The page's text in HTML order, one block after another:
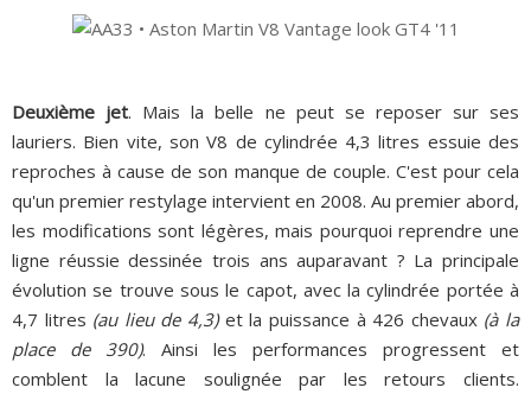
Deuxième jet. Mais la belle ne peut se reposer sur ses
lauriers. Bien vite, son V8 de cylindrée 4,3 litres essuie des
reproches à cause de son manque de couple. C'est pour cela
qu'un premier restylage intervient en 2008. Au premier abord,
les modifications sont légères, mais pourquoi reprendre une
ligne réussie dessinée trois ans auparavant ? La principale
évolution se trouve sous le capot, avec la cylindrée portée à
4,7 litres (au lieu de 4,3)et la puissance à 426 chevaux (à la
place de 390). Ainsi les performances progressent et
comblent la lacune soulignée par les retours clients.